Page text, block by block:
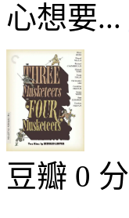
心想要...
豆瓣 0 分